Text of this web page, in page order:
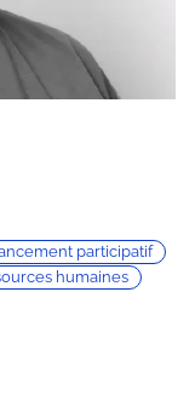
participatif
humaines